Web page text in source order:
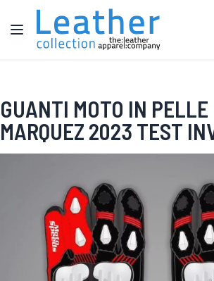
Salta al contenuto
Toggle Nav
GUANTI MOTO IN PELLE
MARQUEZ 2023 TEST